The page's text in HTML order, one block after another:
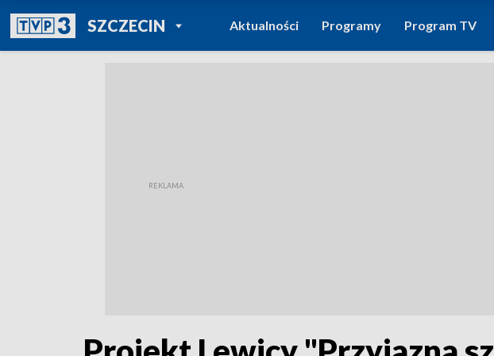
SZCZECINPOWRÓT DO
TVP REGIONY
Aktualności Programy Program TV